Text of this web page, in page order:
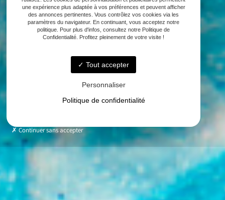
une expérience plus adaptée à vos préférences et peuvent afficher
des annonces pertinentes. Vous contrôlez vos cookies via les
paramètres du navigateur. En continuant, vous acceptez notre
politique. Pour plus d'infos, consultez notre Politique de
Confidentialité. Profitez pleinement de votre visite !
Tout accepter
Personnaliser
Politique de confidentialité
Continuer sans accepter